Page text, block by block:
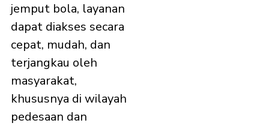
jemput bola, layanan
dapat diakses secara
cepat, mudah, dan
terjangkau oleh
masyarakat,
khususnya di wilayah
pedesaan dan